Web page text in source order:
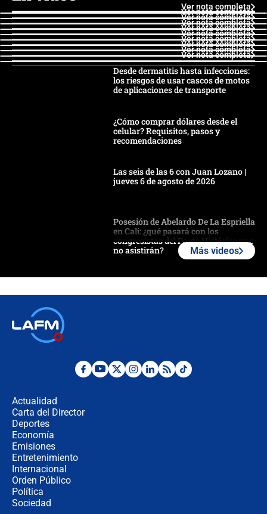
Ver nota completa
Ver nota completa
Ver nota completa
Ver nota completa
Ver nota completa
Ver nota completa
Ver nota completa
Ver nota completa
Ver nota completa
Ver nota completa
Desde dermatitis hasta infecciones:
los riesgos de usar cascos de motos
de aplicaciones de transporte
¿Cómo comprar dólares desde el
celular? Requisitos, pasos y
recomendaciones
Las seis de las 6 con Juan Lozano |
jueves 6 de agosto de 2026
Posesión de Abelardo De La Espriella
en Cali: ¿qué pasará con los
congresistas del Pacto Histórico que
no asistirán?
¿Por qué De la Espriella gobernará
Más videos
Actualidad
Carta del Director
Deportes
Economía
Emisiones
Entretenimiento
Internacional
Orden Público
Política
Sociedad